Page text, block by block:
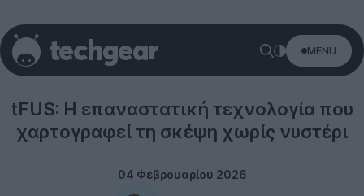
MENU
tFUS: Η επαναστατική τεχνολογία που
χαρτογραφεί τη σκέψη χωρίς νυστέρι
04 Φεβρουαρίου 2026